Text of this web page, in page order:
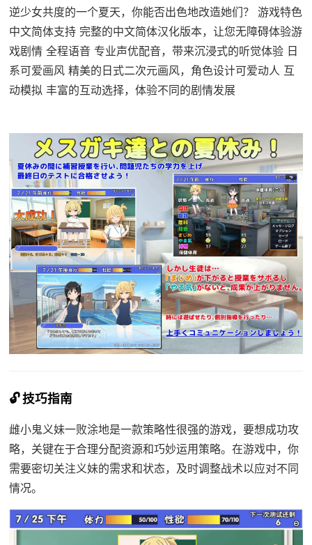
逆少女共度的一个夏天，你能否出色地改造她们？ 游戏特色
中文简体支持 完整的中文简体汉化版本，让您无障碍体验游
戏剧情 全程语音 专业声优配音，带来沉浸式的听觉体验 日
系可爱画风 精美的日式二次元画风，角色设计可爱动人 互
动模拟 丰富的互动选择，体验不同的剧情发展
🔓 技巧指南
雌小鬼义妹一败涂地是一款策略性很强的游戏，要想成功攻
略，关键在于合理分配资源和巧妙运用策略。在游戏中，你
需要密切关注义妹的需求和状态，及时调整战术以应对不同
情况。